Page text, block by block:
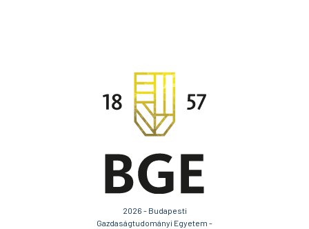
2026 - Budapesti
Gazdaságtudományi Egyetem -